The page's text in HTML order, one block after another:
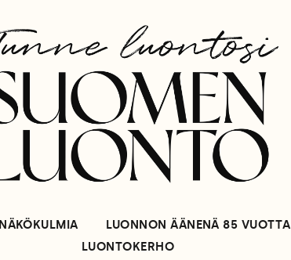
NÄKÖKULMIA LUONNON ÄÄNENÄ 85 VUOTTA
LUONTOKERHO